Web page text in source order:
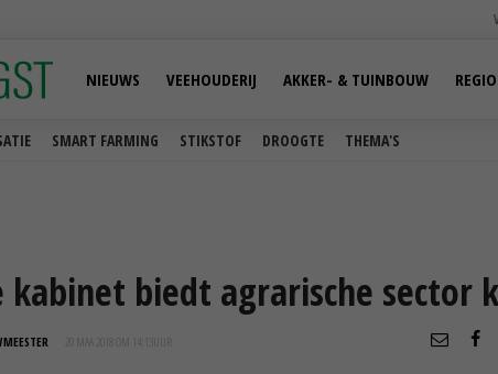
SMART FARMING STIKSTOF DROOGTE THEMA'S
NIEUWS VEEHOUDERIJ AKKER- & TUINBOUW REGIO
biedt agrarische sector
20 MAA 2018 OM 14:13